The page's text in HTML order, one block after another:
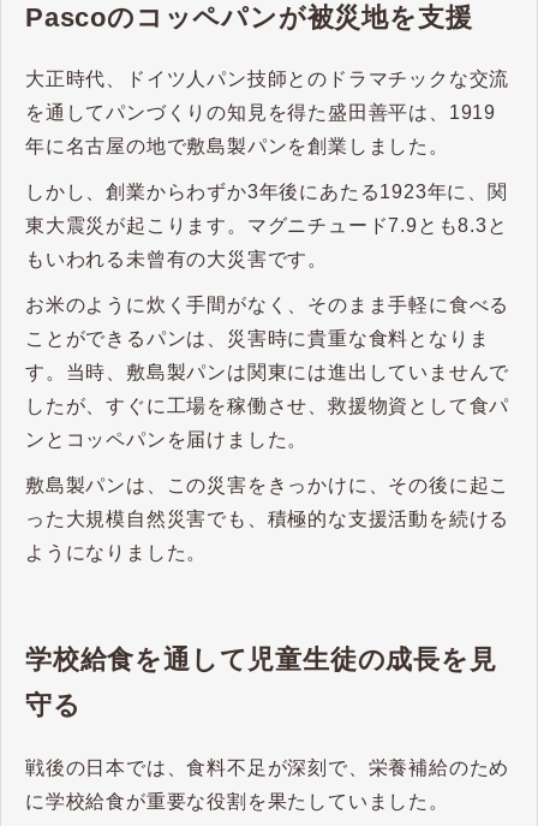
Pascoのコッペパンが被災地を支援
大正時代、ドイツ人パン技師とのドラマチックな交流
を通してパンづくりの知見を得た盛田善平は、1919
年に名古屋の地で敷島製パンを創業しました。
しかし、創業からわずか3年後にあたる1923年に、関
東大震災が起こります。マグニチュード7.9とも8.3と
もいわれる未曾有の大災害です。
お米のように炊く手間がなく、そのまま手軽に食べる
ことができるパンは、災害時に貴重な食料となりま
す。当時、敷島製パンは関東には進出していませんで
したが、すぐに工場を稼働させ、救援物資として食パ
ンとコッペパンを届けました。
敷島製パンは、この災害をきっかけに、その後に起こ
った大規模自然災害でも、積極的な支援活動を続ける
ようになりました。
学校給食を通して児童生徒の成長を見
守る
戦後の日本では、食料不足が深刻で、栄養補給のため
に学校給食が重要な役割を果たしていました。